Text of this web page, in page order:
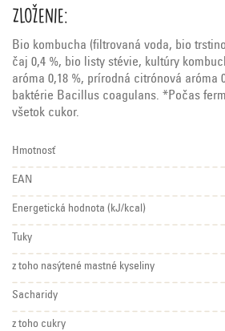
Zloženie:
Bio kombucha (filtrovaná voda, bio
čaj 0,4 %, bio listy stévie, kultúry
aróma 0,18 %, prírodná citrónová aróma
baktérie Bacillus coagulans. *Počas
všetok cukor.
Hmotnosť
EAN
Energetická hodnota (kJ/kcal)
Tuky
z toho nasýtené mastné kyseliny
Sacharidy
z toho cukry